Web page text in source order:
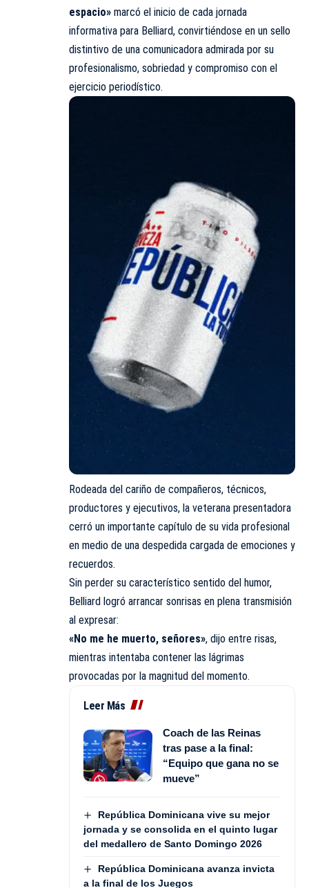
espacio» marcó el inicio de cada jornada
informativa para Belliard, convirtiéndose en un sello
distintivo de una comunicadora admirada por su
profesionalismo, sobriedad y compromiso con el
ejercicio periodístico.
Rodeada del cariño de compañeros, técnicos,
productores y ejecutivos, la veterana presentadora
cerró un importante capítulo de su vida profesional
en medio de una despedida cargada de emociones y
recuerdos.
Sin perder su característico sentido del humor,
Belliard logró arrancar sonrisas en plena transmisión
al expresar:
«No me he muerto, señores», dijo entre risas,
mientras intentaba contener las lágrimas
provocadas por la magnitud del momento.
Leer Más
Coach de las Reinas
tras pase a la final:
“Equipo que gana no se
mueve”
República Dominicana vive su mejor
jornada y se consolida en el quinto lugar
del medallero de Santo Domingo 2026
República Dominicana avanza invicta
a la final de los Juegos